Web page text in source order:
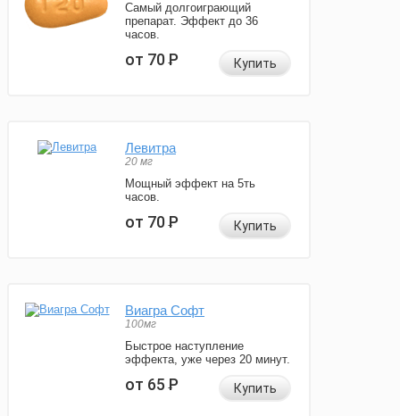
Самый долгоиграющий
препарат. Эффект до 36
часов.
от 70Р Купить
Левитра
20 мг
Мощный эффект на 5ть
часов.
от 70Р Купить
Виагра Софт
100мг
Быстрое наступление
эффекта, уже через 20 минут.
от 65Р Купить